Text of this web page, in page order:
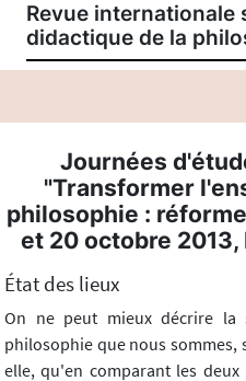
Revue internationale
didactique de la
Journées
"Transformer
philosophie :
et 20 octobre 2013,
État des lieux
On ne peut mieux décrire la
philosophie que nous sommes,
elle, qu'en comparant les